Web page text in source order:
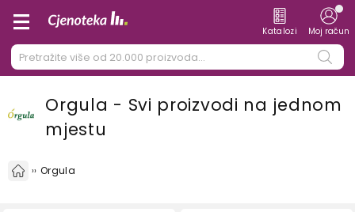
Katalozi Moj račun
Orgula - Svi proizvodi na jednom
mjestu
Orgula